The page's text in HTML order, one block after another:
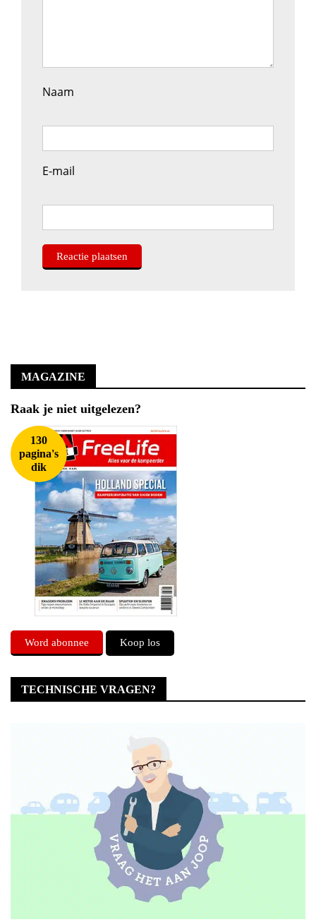
Naam
E-mail
MAGAZINE
Raak je niet uitgelezen?
130
pagina's
dik
Word abonnee Koop los
TECHNISCHE VRAGEN?